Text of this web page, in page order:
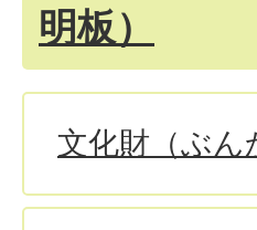
明板）
文化財（ぶん